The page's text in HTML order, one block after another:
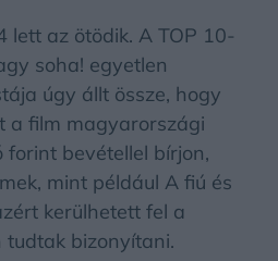
lett az ötödik. A TOP 10-
soha! egyetlen
úgy állt össze, hogy
a film magyarországi
forint bevétellel bírjon,
mint például A fiú és
kerülhetett fel a
bizonyítani.